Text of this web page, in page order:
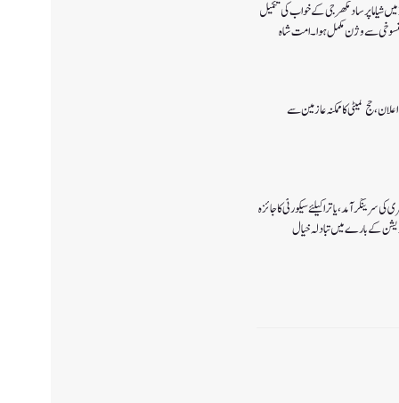
پانچ اگست 2019میں شیاما پر ساد مکھرجی کے خواب کی تکمیل
2027کا اعلان ،حج کمیٹی کا ممکنہ عازمین سے
سرینگر آمد ،یاترا کیلئے سیکورٹی کا جائزہ
کے بارے میں تبادلہ خیال